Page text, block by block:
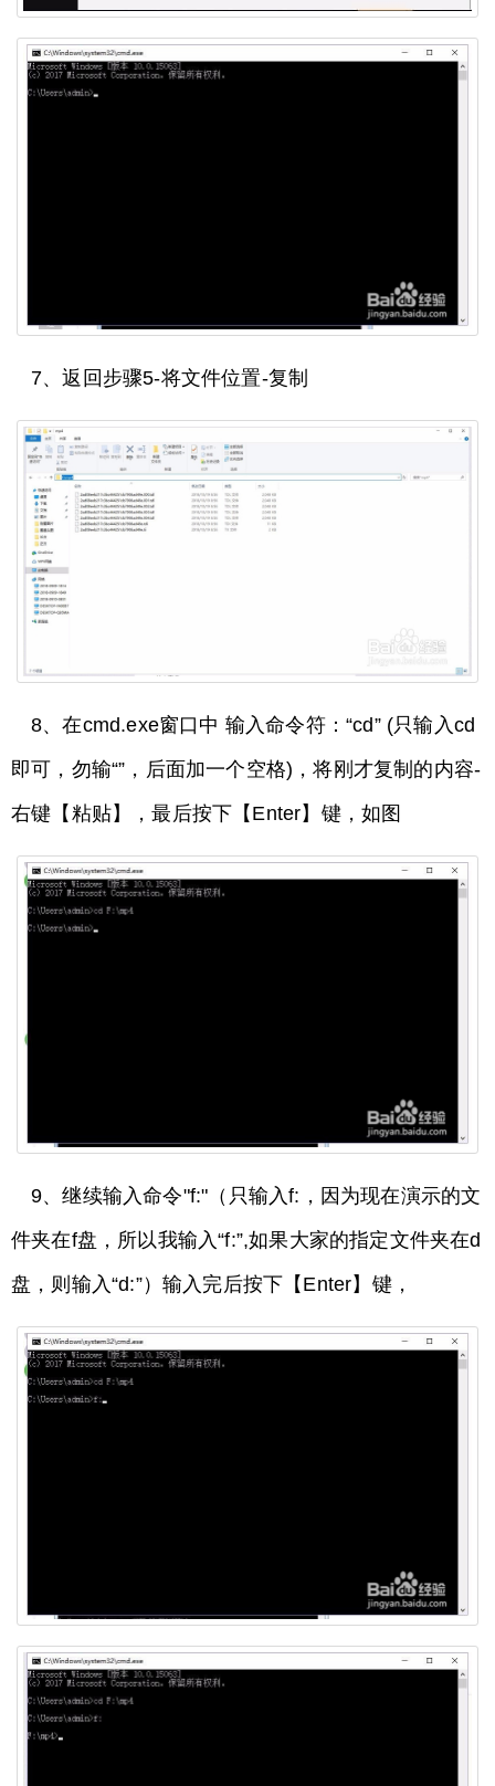
7、返回步骤5-将文件位置-复制
8、在cmd.exe窗口中 输入命令符：“cd” (只输入cd
即可，勿输“”，后面加一个空格)，将刚才复制的内容-
右键【粘贴】，最后按下【Enter】键，如图
9、继续输入命令"f:"（只输入f:，因为现在演示的文
件夹在f盘，所以我输入“f:”,如果大家的指定文件夹在d
盘，则输入“d:”）输入完后按下【Enter】键，